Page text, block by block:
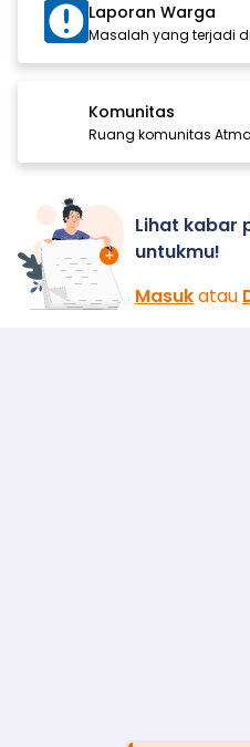
Laporan Warga
Masalah yang terjadi
Komunitas
Ruang komunitas
Lihat kabar
untukmu!
Masukatau